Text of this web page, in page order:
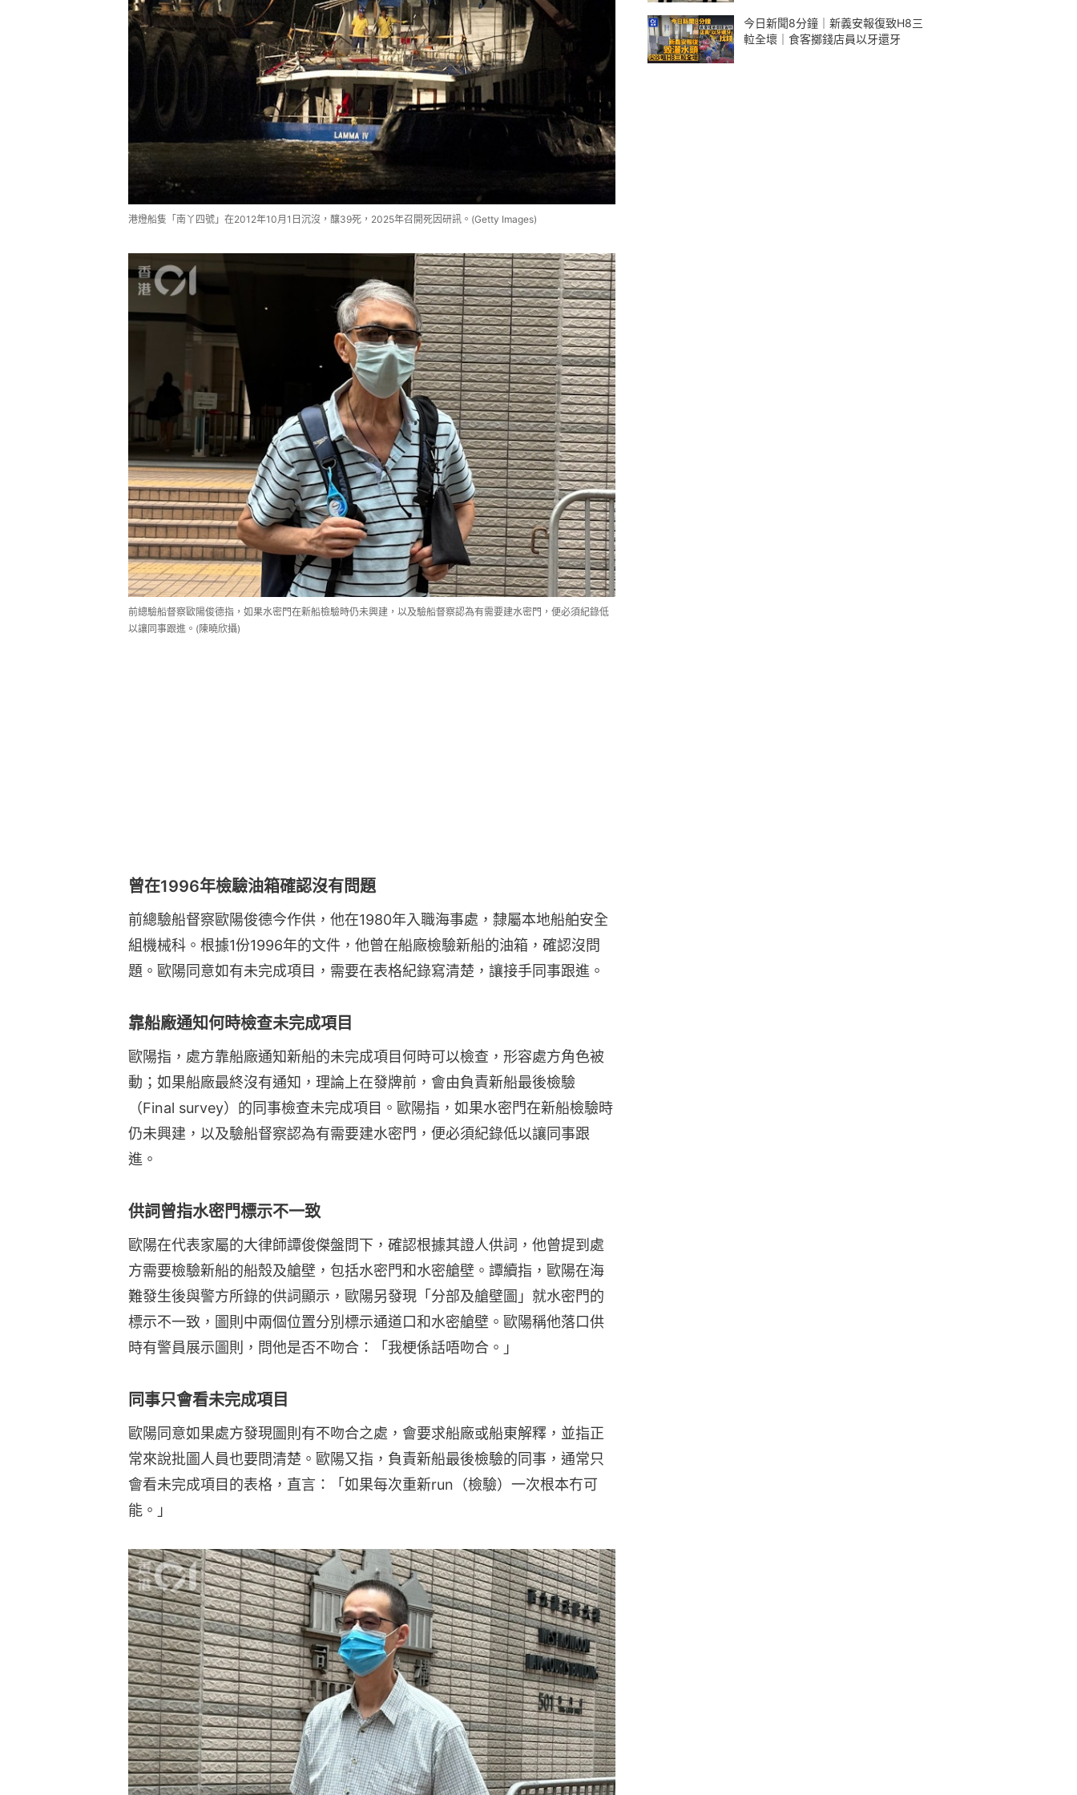
港燈船隻「南丫四號」在2012年10月1日沉沒，釀39死，2025年召開死因研訊。(Getty Images)
前總驗船督察歐陽俊德指，如果水密門在新船檢驗時仍未興建，以及驗船督察認為有需要建水密門，便必須紀錄低
以讓同事跟進。(陳曉欣攝)
曾在1996年檢驗油箱確認沒有問題
前總驗船督察歐陽俊德今作供，他在1980年入職海事處，隸屬本地船舶安全
組機械科。根據1份1996年的文件，他曾在船廠檢驗新船的油箱，確認沒問
題。歐陽同意如有未完成項目，需要在表格紀錄寫清楚，讓接手同事跟進。
靠船廠通知何時檢查未完成項目
歐陽指，處方靠船廠通知新船的未完成項目何時可以檢查，形容處方角色被
動；如果船廠最終沒有通知，理論上在發牌前，會由負責新船最後檢驗
（Final survey）的同事檢查未完成項目。歐陽指，如果水密門在新船檢驗時
仍未興建，以及驗船督察認為有需要建水密門，便必須紀錄低以讓同事跟
進。
供詞曾指水密門標示不一致
歐陽在代表家屬的大律師譚俊傑盤問下，確認根據其證人供詞，他曾提到處
方需要檢驗新船的船殼及艙壁，包括水密門和水密艙壁。譚續指，歐陽在海
難發生後與警方所錄的供詞顯示，歐陽另發現「分部及艙壁圖」就水密門的
標示不一致，圖則中兩個位置分別標示通道口和水密艙壁。歐陽稱他落口供
時有警員展示圖則，問他是否不吻合：「我梗係話唔吻合。」
同事只會看未完成項目
歐陽同意如果處方發現圖則有不吻合之處，會要求船廠或船東解釋，並指正
常來說批圖人員也要問清楚。歐陽又指，負責新船最後檢驗的同事，通常只
會看未完成項目的表格，直言：「如果每次重新run（檢驗）一次根本冇可
能。」
今日新聞8分鐘｜新義安報復致H8三
𨋢全壞｜食客擲錢店員以牙還牙